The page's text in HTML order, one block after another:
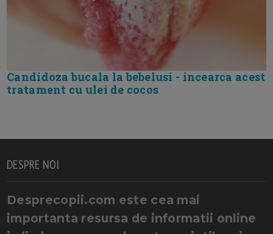
Candidoza bucala la bebelusi - incearca acest
tratament cu ulei de cocos
DESPRE NOI
Desprecopii.com este cea mai
importanta resursa de informatii online